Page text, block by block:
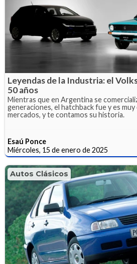
Leyendas de la Industria: el
50 años
Mientras que en Argentina se
generaciones, el hatchback fue y es
mercados, y te contamos su historia.
Esaú Ponce
Miércoles, 15 de enero de 2025
Autos Clásicos